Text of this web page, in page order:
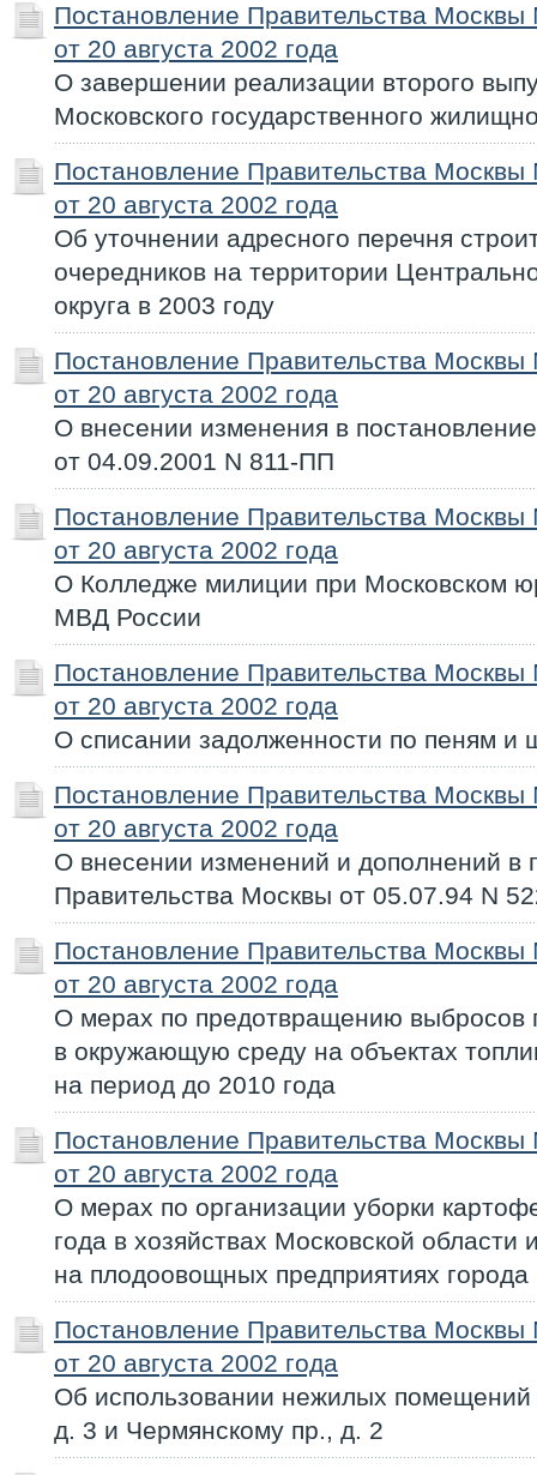
Постановление Правительства
от 20 августа 2002 года
О завершении реализации второго
Московского государственного
Постановление Правительства
от 20 августа 2002 года
Об уточнении адресного перечня
очередников на территории
округа в 2003 году
Постановление Правительства
от 20 августа 2002 года
О внесении изменения в
от 04.09.2001 N 811-ПП
Постановление Правительства
от 20 августа 2002 года
О Колледже милиции при Московском
МВД России
Постановление Правительства
от 20 августа 2002 года
О списании задолженности по пеням и
Постановление Правительства
от 20 августа 2002 года
О внесении изменений и дополнений в
Правительства Москвы от 05.07.94 N
Постановление Правительства
от 20 августа 2002 года
О мерах по предотвращению выбросов
в окружающую среду на объектах
на период до 2010 года
Постановление Правительства
от 20 августа 2002 года
О мерах по организации уборки
года в хозяйствах Московской области
на плодоовощных предприятиях города
Постановление Правительства
от 20 августа 2002 года
Об использовании нежилых
д. 3 и Чермянскому пр., д. 2